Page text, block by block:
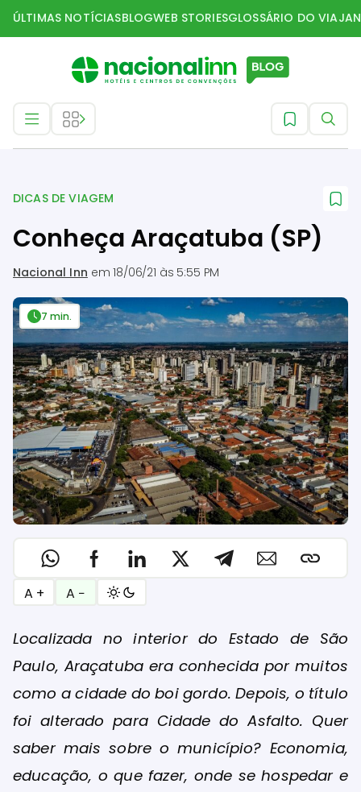
ÚLTIMAS NOTÍCIASBLOGWEB STORIESGLOSSÁRIO DO
DICAS DE VIAGEM
Conheça Araçatuba (SP)
Nacional Inn em18/06/21 às 5:55 PM
7 min.
A + A −
Localizada no interior do Estado de São
Paulo, Araçatuba era conhecida por muitos
como a cidade do boi gordo. Depois, o título
foi alterado para Cidade do Asfalto. Quer
saber mais sobre o município? Economia,
educação, o que fazer, onde se hospedar e